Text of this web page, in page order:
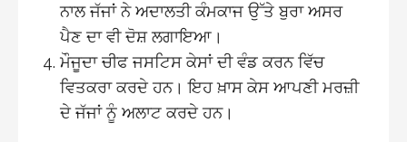
ਨਾਲ ਜੱਜਾਂ ਨੇ ਅਦਾਲਤੀ ਕੰਮਕਾਜ ਉੱਤੇ ਬੁਰਾ ਅਸਰ
ਪੈਣ ਦਾ ਵੀ ਦੋਸ਼ ਲਗਾਇਆ।
ਮੌਜੂਦਾ ਚੀਫ ਜਸਟਿਸ ਕੇਸਾਂ ਦੀ ਵੰਡ ਕਰਨ ਵਿੱਚ
ਵਿਤਕਰਾ ਕਰਦੇ ਹਨ। ਇਹ ਖ਼ਾਸ ਕੇਸ ਆਪਣੀ ਮਰਜ਼ੀ
ਦੇ ਜੱਜਾਂ ਨੂੰ ਅਲਾਟ ਕਰਦੇ ਹਨ।